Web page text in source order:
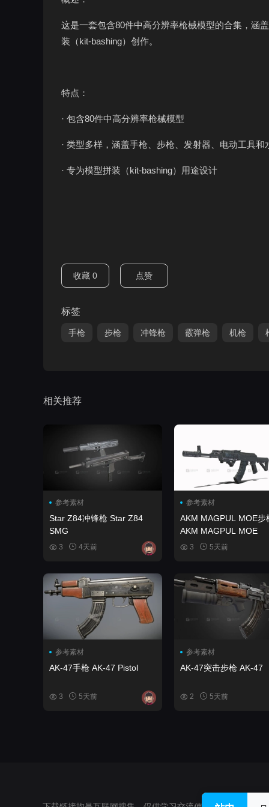
这是一套包含80件中高分辨率枪械模型的合集，涵
装（kit-bashing）创作。
特点：
· 包含80件中高分辨率枪械模型
· 类型多样，涵盖手枪、步枪、发射器、电动工具和
· 专为模型拼装（kit-bashing）用途设计
收藏 0 点赞
标签
手枪 步枪 冲锋枪 霰弹枪 机枪
相关推荐
参考素材
Star Z84冲锋枪 Star Z84
SMG
3 4天前
参考素材
AKM MAGPUL MOE步
AKM MAGPUL MOE
3 5天前
参考素材
AK-47手枪 AK-47 Pistol
3 5天前
参考素材
AK-47突击步枪 AK-47
2 5天前